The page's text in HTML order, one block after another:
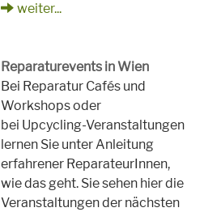
weiter...
Reparaturevents in Wien
Bei Reparatur Cafés und
Workshops oder
bei Upcycling-Veranstaltungen
lernen Sie unter Anleitung
erfahrener ReparateurInnen,
wie das geht. Sie sehen hier die
Veranstaltungen der nächsten